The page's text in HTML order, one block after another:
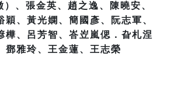
、張金英、趙之逸、陳曉安、
穎、黃光嫻、簡國彥、阮志軍、
樺、呂芳智、峇岦嵐偲．旮札涅
鄧雅玲、王金蓮、王志榮